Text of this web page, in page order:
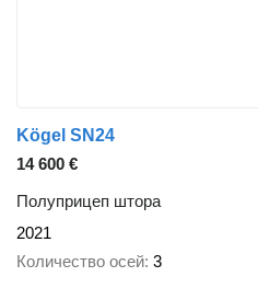
Kögel SN24
14 600 €
Полуприцеп штора
2021
Количество осей 3